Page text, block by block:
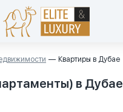
Квартиры в Дубае
в Дубае